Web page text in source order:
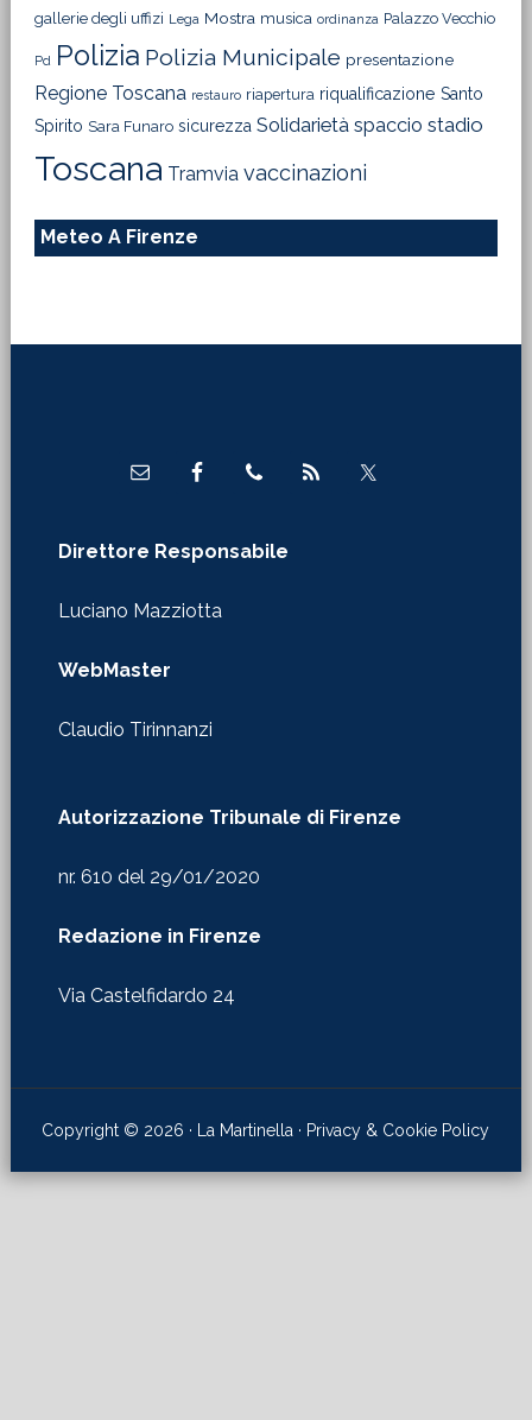
gallerie degli uffizi Lega Mostra musica ordinanza Palazzo Vecchio
Pd Polizia Polizia Municipale presentazione
Regione Toscana restauro riapertura riqualificazione Santo
Spirito Sara Funaro sicurezza Solidarietà spaccio stadio
Toscana Tramvia vaccinazioni
Meteo A Firenze
Direttore Responsabile
Luciano Mazziotta
WebMaster
Claudio Tirinnanzi
Autorizzazione Tribunale di Firenze
nr. 610 del 29/01/2020
Redazione in Firenze
Via Castelfidardo 24
Copyright © 2026 · La Martinella · Privacy & Cookie Policy